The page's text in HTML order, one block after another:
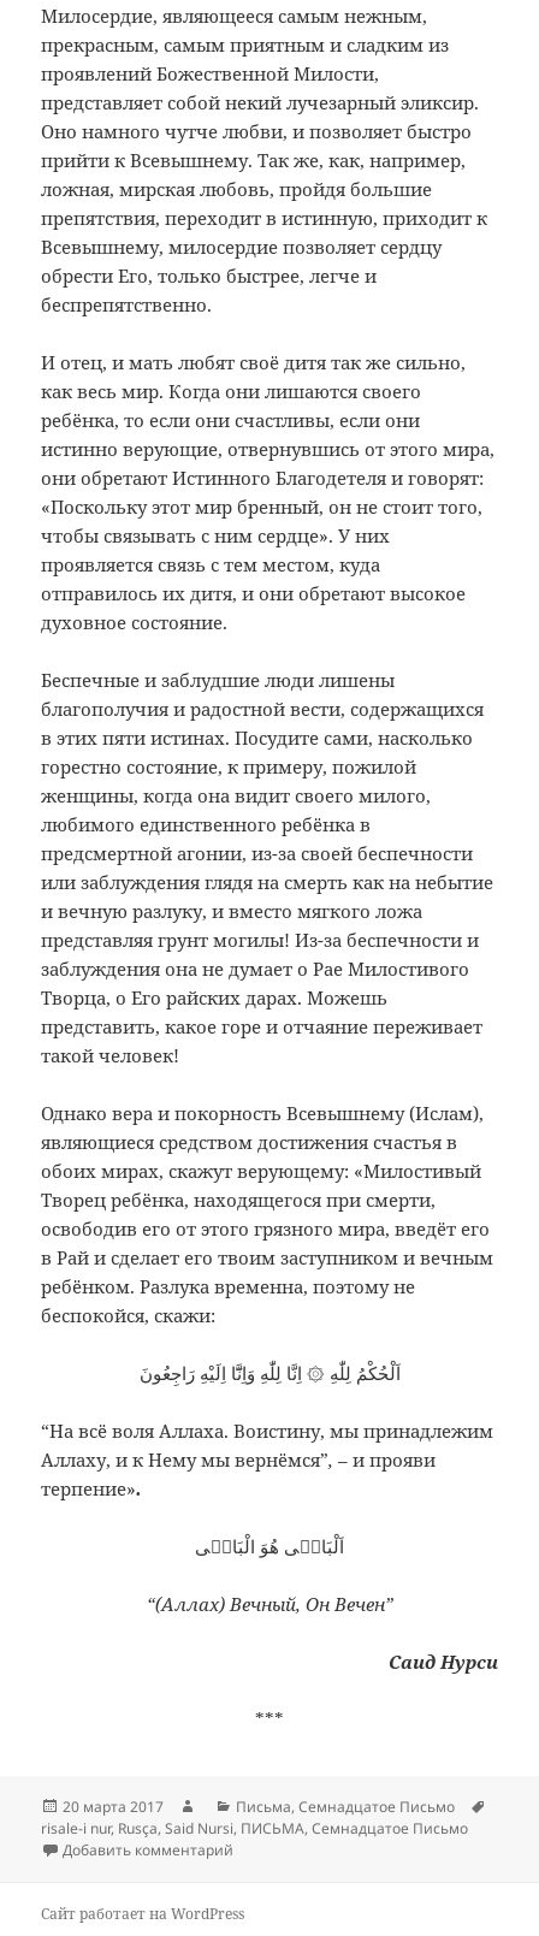
Милосердие, являющееся самым нежным,
прекрасным, самым приятным и сладким из
проявлений Божественной Милости,
представляет собой некий лучезарный эликсир.
Оно намного чутче любви, и позволяет быстро
прийти к Всевышнему. Так же, как, например,
ложная, мирская любовь, пройдя большие
препятствия, переходит в истинную, приходит к
Всевышнему, милосердие позволяет сердцу
обрести Его, только быстрее, легче и
беспрепятственно.
И отец, и мать любят своё дитя так же сильно,
как весь мир. Когда они лишаются своего
ребёнка, то если они счастливы, если они
истинно верующие, отвернувшись от этого мира,
они обретают Истинного Благодетеля и говорят:
«Поскольку этот мир бренный, он не стоит того,
чтобы связывать с ним сердце». У них
проявляется связь с тем местом, куда
отправилось их дитя, и они обретают высокое
духовное состояние.
Беспечные и заблудшие люди лишены
благополучия и радостной вести, содержащихся
в этих пяти истинах. Посудите сами, насколько
горестно состояние, к примеру, пожилой
женщины, когда она видит своего милого,
любимого единственного ребёнка в
предсмертной агонии, из-за своей беспечности
или заблуждения глядя на смерть как на небытие
и вечную разлуку, и вместо мягкого ложа
представляя грунт могилы! Из-за беспечности и
заблуждения она не думает о Рае Милостивого
Творца, о Его райских дарах. Можешь
представить, какое горе и отчаяние переживает
такой человек!
Однако вера и покорность Всевышнему (Ислам),
являющиеся средством достижения счастья в
обоих мирах, скажут верующему: «Милостивый
Творец ребёнка, находящегося при смерти,
освободив его от этого грязного мира, введёт его
в Рай и сделает его твоим заступником и вечным
ребёнком. Разлука временна, поэтому не
беспокойся, скажи:
اَلْحُكْمُ لِلّٰهِ ۞ اِنَّا لِلّٰهِ وَاِنَّٓا اِلَيْهِ رَاجِعُونَ
“На всё воля Аллаха. Воистину, мы принадлежим
Аллаху, и к Нему мы вернёмся”, – и прояви
терпение».
اَلْبَاقٖى هُوَ الْبَاقٖى
“(Аллах) Вечный, Он Вечен”
Саид Нурси
***
Опубликовано
20 марта 2017 АвторРубрики
Письма,Семнадцатое Письмо
risale-i nur, Rusça,Said Nursi, ПИСЬМА,Семнадцатое Письмо
Добавить комментарий
Сайт работает на WordPress